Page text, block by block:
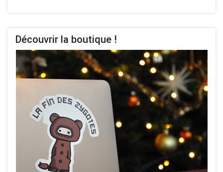
Découvrir la boutique !